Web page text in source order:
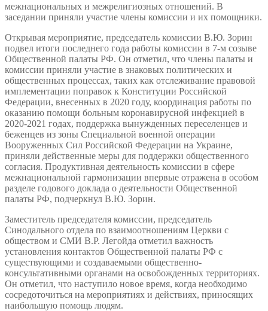
межнациональных и межрелигиозных отношений. В
заседании приняли участие члены комиссии и их помощники.
Открывая мероприятие, председатель комиссии В.Ю. Зорин
подвел итоги последнего года работы комиссии в 7-м созыве
Общественной палаты РФ. Он отметил, что члены палаты и
комиссии приняли участие в знаковых политических и
общественных процессах, таких как отслеживание правовой
имплементации поправок к Конституции Российской
Федерации, внесенных в 2020 году, координация работы по
оказанию помощи больным коронавирусной инфекцией в
2020-2021 годах, поддержка вынужденных переселенцев и
беженцев из зоны Специальной военной операции
Вооруженных Сил Российской Федерации на Украине,
приняли действенные меры для поддержки общественного
согласия. Продуктивная деятельность комиссии в сфере
межнациональной гармонизации впервые отражена в особом
разделе годового доклада о деятельности Общественной
палаты РФ, подчеркнул В.Ю. Зорин.
Заместитель председателя комиссии, председатель
Синодального отдела по взаимоотношениям Церкви с
обществом и СМИ В.Р. Легойда отметил важность
установления контактов Общественной палаты РФ с
существующими и создаваемыми общественно-
консультативными органами на освобожденных территориях.
Он отметил, что наступило новое время, когда необходимо
сосредоточиться на мероприятиях и действиях, приносящих
наибольшую помощь людям.